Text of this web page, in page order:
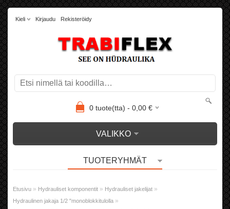
Kieli Kirjaudu Rekisteröidy
0tuote(tta) - 0,00€
VALIKKO
TUOTERYHMÄT
Etusivu » Hydrauliset komponentit » Hydrauliset jakelijat »
Hydraulinen jakaja 1/2 "monoblokkitulolla »